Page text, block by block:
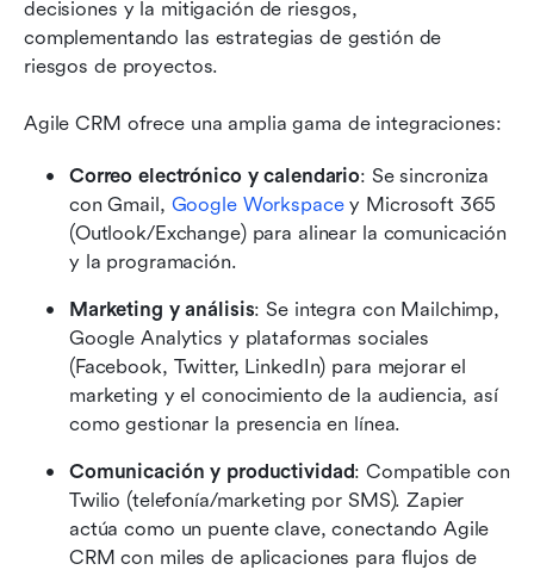
decisiones y la mitigación de riesgos,
complementando las estrategias de gestión de
riesgos de proyectos.
Agile CRM ofrece una amplia gama de integraciones:
Correo electrónico y calendario: Se sincroniza
con Gmail, Google Workspace y Microsoft 365
(Outlook/Exchange) para alinear la comunicación
y la programación.
Marketing y análisis: Se integra con Mailchimp,
Google Analytics y plataformas sociales
(Facebook, Twitter, LinkedIn) para mejorar el
marketing y el conocimiento de la audiencia, así
como gestionar la presencia en línea.
Comunicación y productividad: Compatible con
Twilio (telefonía/marketing por SMS). Zapier
actúa como un puente clave, conectando Agile
CRM con miles de aplicaciones para flujos de